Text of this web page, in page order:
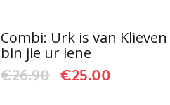
Combi: Urk is van
bin jie ur iene
€26.90 Oorspronkelijke
€25.00